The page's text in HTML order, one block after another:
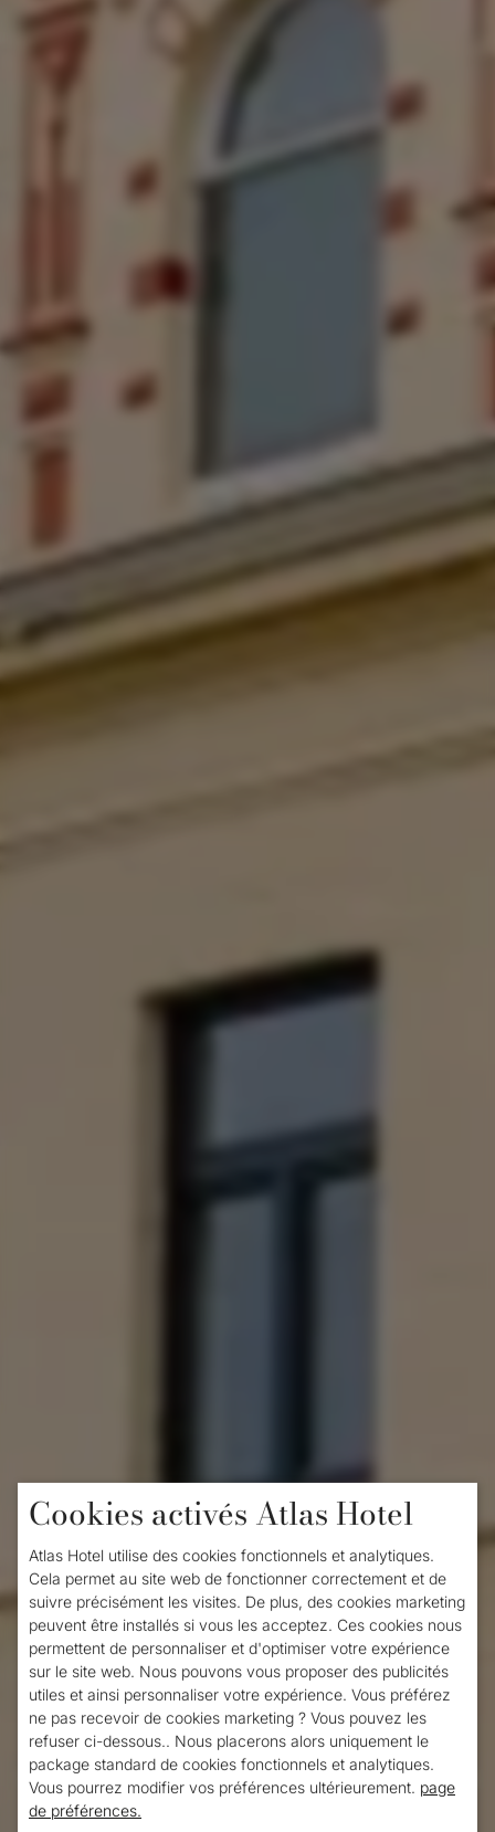
Home / Chambres
Chambres d'hôtel
Atlas Hotel
Valkenburg
Combinez votre visite à Valkenburg avec
une nuit merveilleusement relaxante à Atlas
Cookies activés Atlas Hotel
Atlas Hotel utilise des cookies fonctionnels et analytiques.
Cela permet au site web de fonctionner correctement et de
suivre précisément les visites. De plus, des cookies marketing
peuvent être installés si vous les acceptez. Ces cookies nous
permettent de personnaliser et d'optimiser votre expérience
sur le site web. Nous pouvons vous proposer des publicités
utiles et ainsi personnaliser votre expérience. Vous préférez
ne pas recevoir de cookies marketing ? Vous pouvez les
refuser ci-dessous.. Nous placerons alors uniquement le
package standard de cookies fonctionnels et analytiques.
Vous pourrez modifier vos préférences ultérieurement. page
de préférences.